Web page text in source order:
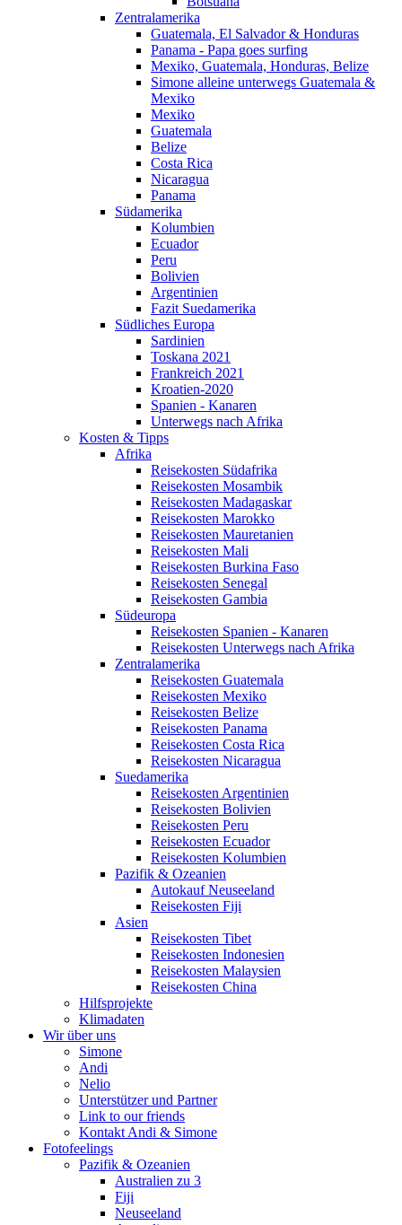
Zentralamerika
Guatemala, El Salvador & Honduras
Panama - Papa goes surfing
Mexiko, Guatemala, Honduras, Belize
Simone alleine unterwegs Guatemala &
Mexiko
Mexiko
Guatemala
Belize
Costa Rica
Nicaragua
Panama
Südamerika
Kolumbien
Ecuador
Peru
Bolivien
Argentinien
Fazit Suedamerika
Südliches Europa
Sardinien
Toskana 2021
Frankreich 2021
Kroatien-2020
Spanien - Kanaren
Unterwegs nach Afrika
Kosten & Tipps
Afrika
Reisekosten Südafrika
Reisekosten Mosambik
Reisekosten Madagaskar
Reisekosten Marokko
Reisekosten Mauretanien
Reisekosten Mali
Reisekosten Burkina Faso
Reisekosten Senegal
Reisekosten Gambia
Südeuropa
Reisekosten Spanien - Kanaren
Reisekosten Unterwegs nach Afrika
Zentralamerika
Reisekosten Guatemala
Reisekosten Mexiko
Reisekosten Belize
Reisekosten Panama
Reisekosten Costa Rica
Reisekosten Nicaragua
Suedamerika
Reisekosten Argentinien
Reisekosten Bolivien
Reisekosten Peru
Reisekosten Ecuador
Reisekosten Kolumbien
Pazifik & Ozeanien
Autokauf Neuseeland
Reisekosten Fiji
Asien
Reisekosten Tibet
Reisekosten Indonesien
Reisekosten Malaysien
Reisekosten China
Hilfsprojekte
Klimadaten
Wir über uns
Simone
Andi
Nelio
Unterstützer und Partner
Link to our friends
Kontakt Andi & Simone
Fotofeelings
Pazifik & Ozeanien
Australien zu 3
Fiji
Neuseeland